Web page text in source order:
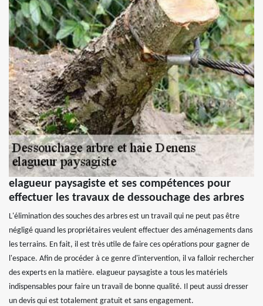
elagueur paysagiste et ses compétences pour
effectuer les travaux de dessouchage des arbres
L'élimination des souches des arbres est un travail qui ne peut pas être
négligé quand les propriétaires veulent effectuer des aménagements dans
les terrains. En fait, il est très utile de faire ces opérations pour gagner de
l'espace. Afin de procéder à ce genre d'intervention, il va falloir rechercher
des experts en la matière. elagueur paysagiste a tous les matériels
indispensables pour faire un travail de bonne qualité. Il peut aussi dresser
un devis qui est totalement gratuit et sans engagement.